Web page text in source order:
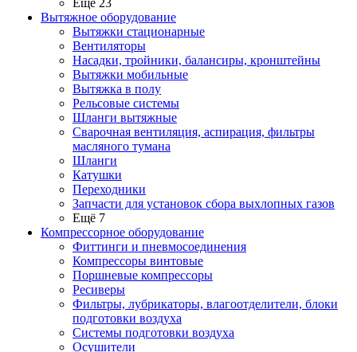
Ещё 23
Вытяжное оборудование
Вытяжки стационарные
Вентиляторы
Насадки, тройники, балансиры, кронштейны
Вытяжки мобильные
Вытяжка в полу
Рельсовые системы
Шланги вытяжные
Сварочная вентиляция, аспирация, фильтры
масляного тумана
Шланги
Катушки
Переходники
Запчасти для установок сбора выхлопных газов
Ещё 7
Компрессорное оборудование
Фиттинги и пневмосоединения
Компрессоры винтовые
Поршневые компрессоры
Ресиверы
Фильтры, лубрикаторы, влагоотделители, блоки
подготовки воздуха
Системы подготовки воздуха
Осушители